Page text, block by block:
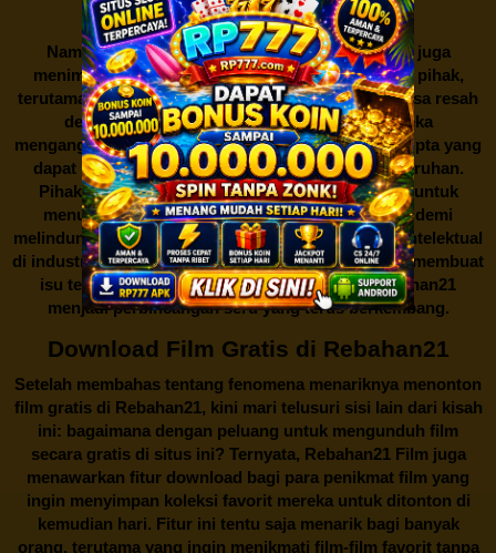
produksi film lokal dengan kualitas terbaik.
Namun, seperti halnya cerita manis,Rebahan21juga
menimbulkan kontroversi di industri film. Banyak pihak,
terutama produsen film dan pemilik hak cipta, merasa resah
dengan maraknya situs-situs seperti ini. Mereka
menganggapnya sebagai bentuk pelanggaran hak cipta yang
dapat merugikan industri perfilman secara keseluruhan.
Pihak berwenang pun turut terlibat dalam upaya untuk
menutup situs-situs ilegal semacam Rebahan21 demi
melindungi keberlangsungan bisnis dan kekayaan intelektual
di industri hiburan. Konflik kepentingan inilah yang membuat
isu tentang menonton film secara gratis diRebahan21
menjadi perbincangan seru yang terus berkembang.
Download Film Gratis di Rebahan21
Setelah membahas tentang fenomena menariknya menonton
film gratis di Rebahan21, kini mari telusuri sisi lain dari kisah
ini: bagaimana dengan peluang untuk mengunduh film
secara gratis di situs ini? Ternyata, Rebahan21 Film juga
menawarkan fitur download bagi para penikmat film yang
ingin menyimpan koleksi favorit mereka untuk ditonton di
kemudian hari. Fitur ini tentu saja menarik bagi banyak
orang, terutama yang ingin menikmati film-film favorit tanpa